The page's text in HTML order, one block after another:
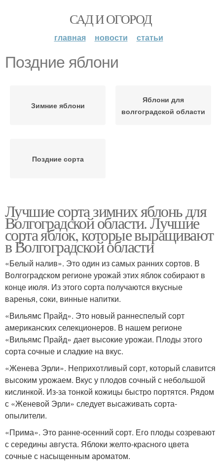
САД И ОГОРОД
главная новости статьи
Поздние яблони
Зимние яблони
Яблони для
волгоградской области
Поздние сорта
Лучшие сорта зимних яблонь для
Волгоградской области. Лучшие
сорта яблок, которые выращивают
в Волгоградской области
«Белый налив». Это один из самых ранних сортов. В
Волгоградском регионе урожай этих яблок собирают в
конце июля. Из этого сорта получаются вкусные
варенья, соки, винные напитки.
«Вильямс Прайд». Это новый раннеспелый сорт
американских селекционеров. В нашем регионе
«Вильямс Прайд» дает высокие урожаи. Плоды этого
сорта сочные и сладкие на вкус.
«Женева Эрли». Неприхотливый сорт, который славится
высоким урожаем. Вкус у плодов сочный с небольшой
кислинкой. Из-за тонкой кожицы быстро портятся. Рядом
с «Женевой Эрли» следует высаживать сорта-
опылители.
«Прима». Это ранне-осенний сорт. Его плоды созревают
с середины августа. Яблоки желто-красного цвета
сочные с насыщенным ароматом.